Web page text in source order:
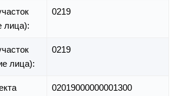
лица):
0219
лица):
0219
02019000000001300